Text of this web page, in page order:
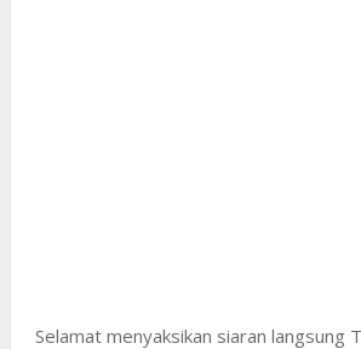
Selamat menyaksikan siaran langsung